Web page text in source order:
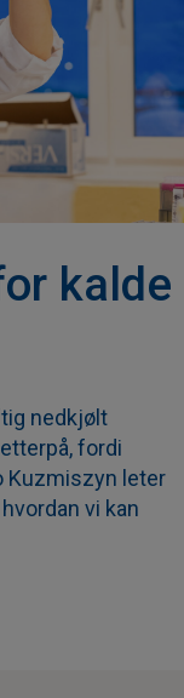
kalde
nedkjølt
fordi
Kuzmiszyn leter
vi kan